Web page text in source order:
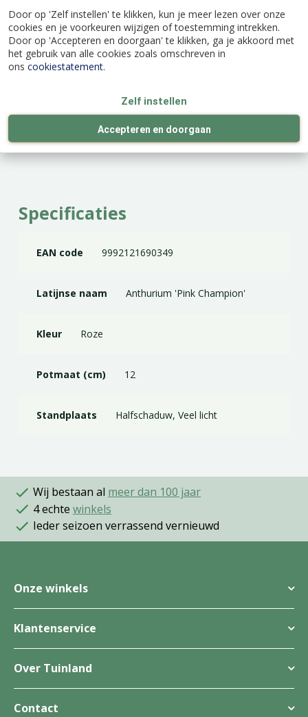
Door op 'Zelf instellen' te klikken, kun je meer lezen over onze
cookies en je voorkeuren wijzigen of toestemming intrekken.
Door op 'Accepteren en doorgaan' te klikken, ga je akkoord met
het gebruik van alle cookies zoals omschreven in
ons cookiestatement.
Zelf instellen
Accepteren en doorgaan
Een Flamingoplant verbruikt niet veel water maar
de grond kan beter altijd licht vochtig zijn. Alleen
in de wintermaanden mag de grond iets
opdrogen. Krijgt het blad bruine vlekken met een
geel randje er omheen, dan krijgt de plant te veel
verhogen waar een Anthurium van houdt. Ook
verwijder je zo gemakkelijk het stof waardoor het
blad meer gaat glanzen.
Specificaties
EAN code 9992121690349
Latijnse naam Anthurium 'Pink Champion'
Kleur Roze
Potmaat (cm) 12
Standplaats Halfschaduw, Veel licht
Wij bestaan al meer dan 100 jaar
4 echte winkels
Ieder seizoen verrassend vernieuwd
Onze winkels
Klantenservice
Over Tuinland
Contact